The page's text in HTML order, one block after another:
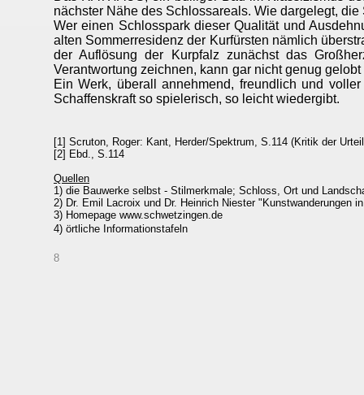
nächster Nähe des Schlossareals. Wie dargelegt,
Wer einen Schlosspark dieser Qualität und
alten Sommerresidenz der Kurfürsten nämlich
der Auflösung der Kurpfalz zunächst das
Verantwortung zeichnen, kann gar nicht genug
Ein Werk, überall annehmend, freundlich und
Schaffenskraft so spielerisch, so leicht wiedergibt.
[1] Scruton, Roger: Kant, Herder/Spektrum, S.114 (Kritik der
[2] Ebd., S.114
Quellen
1) die Bauwerke selbst - Stilmerkmale; Schloss, Ort und
2) Dr. Emil Lacroix und Dr. Heinrich Niester "Kunstwanderungen
3) Homepage www.schwetzingen.de
4) örtliche Informationstafeln
8